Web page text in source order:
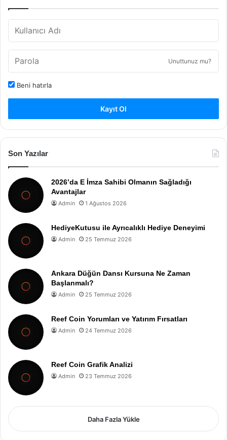
Unuttunuz mu?
Beni hatırla
Kayıt Ol
Son Yazılar
2026’da E İmza Sahibi Olmanın Sağladığı
Avantajlar
Admin 1 Ağustos 2026
HediyeKutusu ile Ayrıcalıklı Hediye Deneyimi
Admin 25 Temmuz 2026
Ankara Düğün Dansı Kursuna Ne Zaman
Başlanmalı?
Admin 25 Temmuz 2026
Reef Coin Yorumları ve Yatırım Fırsatları
Admin 24 Temmuz 2026
Reef Coin Grafik Analizi
Admin 23 Temmuz 2026
Daha Fazla Yükle